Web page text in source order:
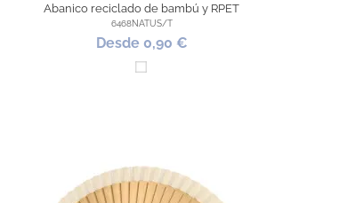
Abanico reciclado de bambú y RPET
6468NATUS/T
Desde 0,90 €
Blanco